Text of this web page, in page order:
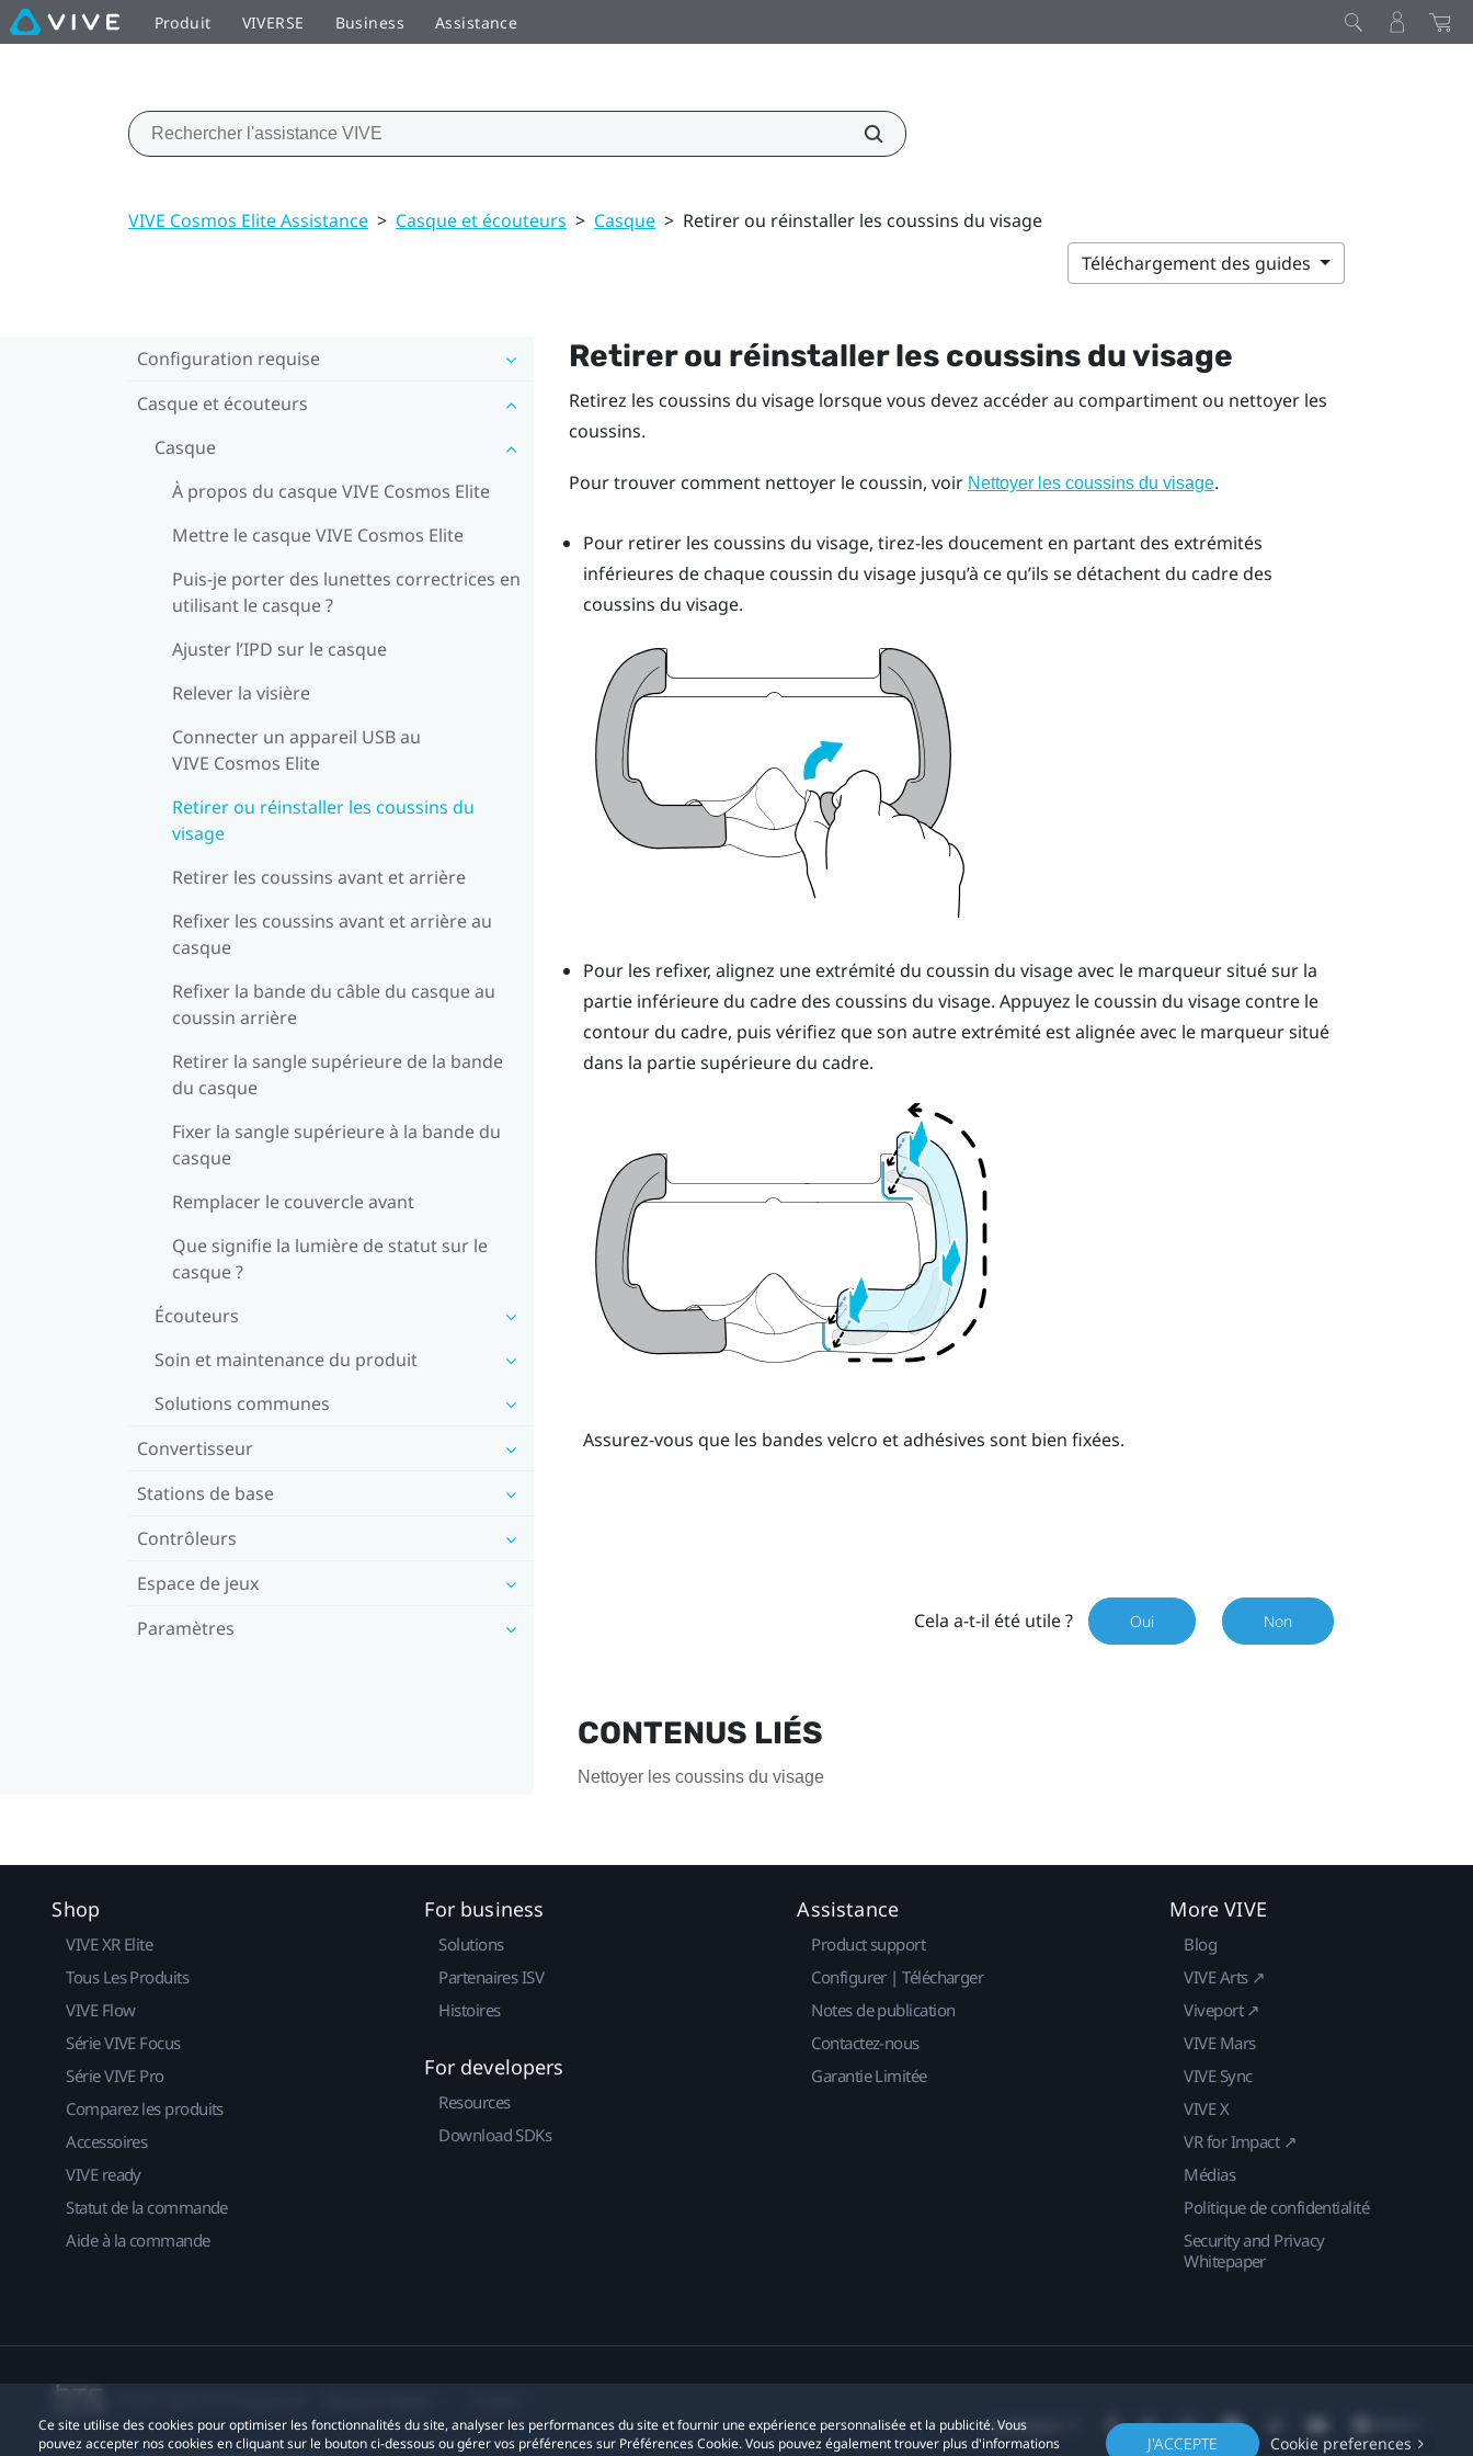
Produit VIVERSE Business Assistance
VIVE Cosmos Elite Assistance > Casque et écouteurs > Casque > Retirer ou réinstaller les coussins du visage
Téléchargement des guides
Configuration requise
Casque et écouteurs
Casque
À propos du casque VIVE Cosmos Elite
Mettre le casque VIVE Cosmos Elite
Puis-je porter des lunettes correctrices en
utilisant le casque ?
Ajuster l’IPD sur le casque
Relever la visière
Connecter un appareil USB au
VIVE Cosmos Elite
Retirer ou réinstaller les coussins du
visage
Retirer les coussins avant et arrière
Refixer les coussins avant et arrière au
casque
Refixer la bande du câble du casque au
coussin arrière
Retirer la sangle supérieure de la bande
du casque
Fixer la sangle supérieure à la bande du
casque
Remplacer le couvercle avant
Que signifie la lumière de statut sur le
casque ?
Écouteurs
Soin et maintenance du produit
Solutions communes
Convertisseur
Stations de base
Contrôleurs
Espace de jeux
Paramètres
Retirer ou réinstaller les coussins du visage
Retirez les coussins du visage lorsque vous devez accéder au compartiment ou nettoyer les
coussins.
Pour trouver comment nettoyer le coussin, voir Nettoyer les coussins du visage.
Pour retirer les coussins du visage, tirez-les doucement en partant des extrémités
inférieures de chaque coussin du visage jusqu’à ce qu’ils se détachent du cadre des
coussins du visage.
Pour les refixer, alignez une extrémité du coussin du visage avec le marqueur situé sur la
partie inférieure du cadre des coussins du visage. Appuyez le coussin du visage contre le
contour du cadre, puis vérifiez que son autre extrémité est alignée avec le marqueur situé
dans la partie supérieure du cadre.
Assurez-vous que les bandes velcro et adhésives sont bien fixées.
Cela a-t-il été utile ? Oui Non
CONTENUS LIÉS
Nettoyer les coussins du visage
Ce site utilise des cookies pour optimiser les fonctionnalités du site, analyser les performances du site et fournir une expérience personnalisée et la publicité. Vous
pouvez accepter nos cookies en cliquant sur le bouton ci-dessous ou gérer vos préférences sur Préférences Cookie. Vous pouvez également trouver plus d'informations
J'ACCEPTE Cookie preferences
Shop
VIVE XR Elite
Tous Les Produits
VIVE Flow
Série VIVE Focus
Série VIVE Pro
Comparez les produits
Accessoires
VIVE ready
Statut de la commande
Aide à la commande
For business
Solutions
Partenaires ISV
Histoires
For developers
Resources
Download SDKs
Assistance
Product support
Configurer | Télécharger
Notes de publication
Contactez-nous
Garantie Limitée
More VIVE
Blog
VIVE Arts ↗
Viveport ↗
VIVE Mars
VIVE Sync
VIVE X
VR for Impact ↗
Médias
Politique de confidentialité
Security and Privacy
Whitepaper
Localisation